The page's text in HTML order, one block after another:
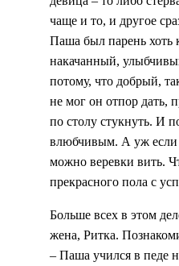
чаще и то, и другое
Паша был парень хоть
накачанный,
потому, что добрый,
не мог он отпор дать,
по столу стукнуть. И
влюбчивым. А уж если
можно веревки вить.
прекрасного пола с
Больше всех в этом
жена, Ритка.
– Паша учился в педе